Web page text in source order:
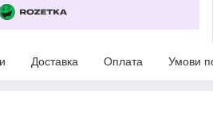
Доставка Оплата Умови